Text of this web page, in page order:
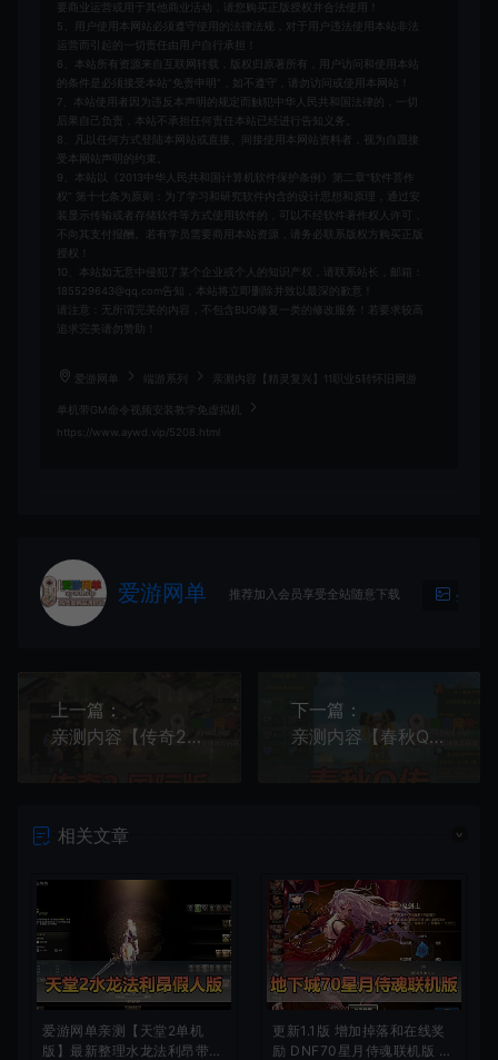
要商业运营或用于其他商业活动，请您购买正版授权并合法使用！
5、用户使用本网站必须遵守使用的法律法规，对于用户违法使用本站非法
运营而引起的一切责任由用户自行承担！
6、本站所有资源来自互联网转载，版权归原著所有，用户访问和使用本站
的条件是必须接受本站“免责申明”，如不遵守，请勿访问或使用本网站！
7、本站使用者因为违反本声明的规定而触犯中华人民共和国法律的，一切
后果自己负责，本站不承担任何责任本站已经进行告知义务。
8、凡以任何方式登陆本网站或直接、间接使用本网站资料者，视为自愿接
受本网站声明的约束。
9、本站以《2013中华人民共和国计算机软件保护条例》第二章"软件菩作
权” 第十七条为原则：为了学习和研究软件内含的设计思想和原理，通过安
装显示传输或者存储软件等方式使用软件的，可以不经软件著作权人许可，
不向其支付报酬。若有学员需要商用本站资源，请务必联系版权方购买正版
授权！
10、本站如无意中侵犯了某个企业或个人的知识产权，请联系站长，邮箱：
185529643@qq.com告知，本站将立即删除并致以最深的歉意！
请注意：无所谓完美的内容，不包含BUG修复一类的修改服务！若要求较高
追求完美请勿赞助！
爱游网单 端游系列 亲测内容【精灵复兴】11职业5转怀旧网游
单机带GM命令视频安装教学免虚拟机
https://www.aywd.vip/5208.html
爱游网单 推荐加入会员享受全站随意下载 生成海
上一篇：
亲测内容【传奇2】国际版单机免虚拟机一键启动GM命令文本教学怀旧网游单机
下一篇：
亲测内容【春秋Q传】怀旧Q萌网游单机带GM后台命令视频安装教学虚拟机一键端
相关文章
爱游网单亲测【天堂2单机
版】最新整理水龙法利昂带假
更新1.1版 增加掉落和在线奖
励 DNF70星月侍魂联机版 新